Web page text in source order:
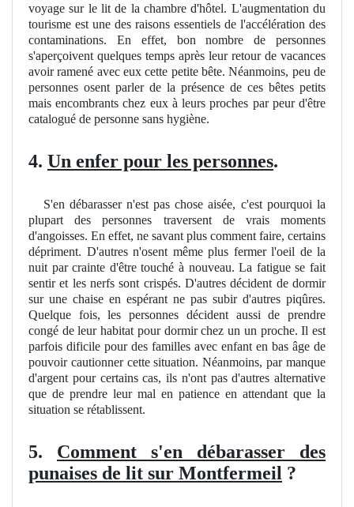
voyage sur le lit de la chambre d'hôtel. L'augmentation du
tourisme est une des raisons essentiels de l'accélération des
contaminations. En effet, bon nombre de personnes
s'aperçoivent quelques temps après leur retour de vacances
avoir ramené avec eux cette petite bête. Néanmoins, peu de
personnes osent parler de la présence de ces bêtes petits
mais encombrants chez eux à leurs proches par peur d'être
catalogué de personne sans hygiène.
4. Un enfer pour les personnes.
S'en débarasser n'est pas chose aisée, c'est pourquoi la
plupart des personnes traversent de vrais moments
d'angoisses. En effet, ne savant plus comment faire, certains
dépriment. D'autres n'osent même plus fermer l'oeil de la
nuit par crainte d'être touché à nouveau. La fatigue se fait
sentir et les nerfs sont crispés. D'autres décident de dormir
sur une chaise en espérant ne pas subir d'autres piqûres.
Quelque fois, les personnes décident aussi de prendre
congé de leur habitat pour dormir chez un un proche. Il est
parfois dificile pour des familles avec enfant en bas âge de
pouvoir cautionner cette situation. Néanmoins, par manque
d'argent pour certains cas, ils n'ont pas d'autres alternative
que de prendre leur mal en patience en attendant que la
situation se rétablissent.
5. Comment s'en débarasser des
punaises de lit sur Montfermeil ?